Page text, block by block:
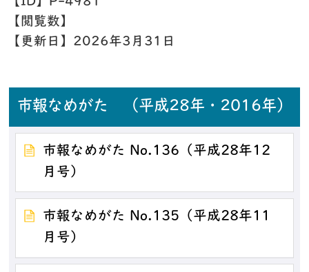
【ID】 P-4981
【閲覧数】
【更新日】 2026年3月31日
市報なめがた （平成28年・2016年）
市報なめがた No.136（平成28年12
月号）
市報なめがた No.135（平成28年11
月号）